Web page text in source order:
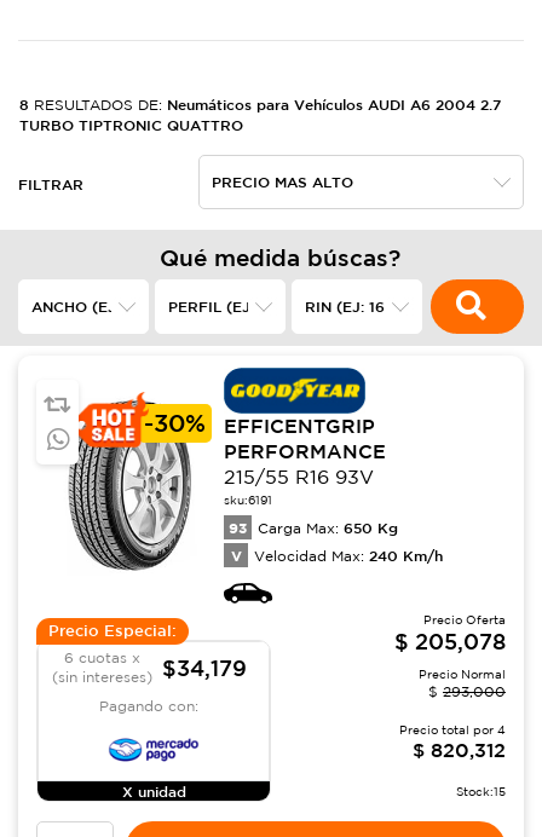
8 RESULTADOS DE: Neumáticos para Vehículos AUDI A6 2004 2.7
TURBO TIPTRONIC QUATTRO
FILTRAR
Qué medida búscas?
-30%
EFFICENTGRIP
PERFORMANCE
215/55 R16 93V
sku:6191
93 Carga Max: 650 Kg
V Velocidad Max: 240 Km/h
Precio Especial:
6 cuotas x
(sin intereses)
$34,179
Pagando con:
X unidad
Precio Oferta
$ 205,078
Precio Normal
$ 293,000
Precio total por 4
$ 820,312
Stock:15